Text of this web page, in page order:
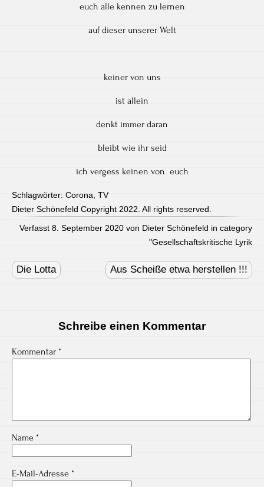
euch alle kennen zu lernen
auf dieser unserer Welt
keiner von uns
ist allein
denkt immer daran
bleibt wie ihr seid
ich vergess keinen von euch
Schlagwörter: Corona TV
Dieter Schönefeld Copyright 2022. All rights reserved.
Verfasst 8. September 2020 von Dieter Schönefeld in category
"Gesellschaftskritische Lyrik
navigation
Die Lotta Aus Scheiße etwa herstellen !!!
Schreibe einen Kommentar
Kommentar *
Name *
E-Mail-Adresse *